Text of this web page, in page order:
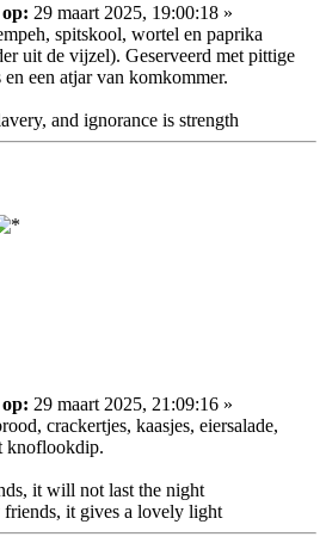
29 maart 2025, 19:00:18 »
spitskool, wortel en paprika
uit de vijzel). Geserveerd met pittige
een atjar van komkommer.
and ignorance is strength
29 maart 2025, 21:09:16 »
crackertjes, kaasjes, eiersalade,
knoflookdip.
it will not last the night
it gives a lovely light